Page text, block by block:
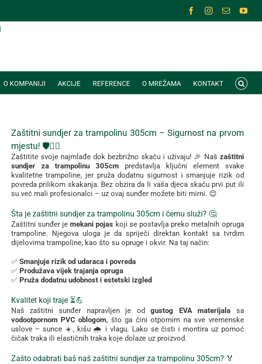
FacebookInstagram
Email
O KOMPANIJI AKCIJE REFERENCE O MREŽAMA KONTAKT
Zaštitni sundjerzatrampolinu 305cm –Sigurnost na prvom
mjestu! 🛡️🤸‍♂️
Zaštitite svoje najmlađe dok bezbrižno skaču i uživaju! 🎉 Naš zaštitni
sundjer za trampolinu 305cm predstavlja ključni element svake
kvalitetnetrampoline, jer pružadodatnu sigurnost ismanjuje rizik od
povreda prilikom skakanja. Bez obzirada li vašadjeca skaču prvi put ili
su već mali profesionalci – uz ovaj sunđer možete biti mirni. 😊
Šta je zaštitni sundjer za trampolinu 305cm i čemu služi? 🤔
Zaštitni sunđer jemekanipojas koji se postavlja preko metalnih opruga
trampoline. Njegova uloga je da spriječi direktan kontakt sa tvrdim
dijelovima trampoline, kao što su opruge i okvir. Na taj način:
✅ Smanjuje rizik od udaraca i povreda
✅ Produžava vijek trajanja opruga
✅ Pruža dodatnu udobnost i estetski izgled
Kvalitet koji traje ⏳💪
Naš zaštitnisunđer napravljen je odgustog EVAmaterijala
sa
vodootpornom PVCoblogom, štoga činiotpornim nasve vremenske
uslove –sunce ☀️, kišu 🌧️ i vlagu. Lako sečisti i montira uz pomoć
čičak traka ili elastičnih traka koje dolaze uz proizvod.
Zašto odabrati baš naš zaštitni sundjer za trampolinu 305cm? 🏅